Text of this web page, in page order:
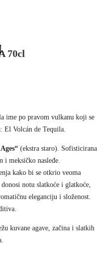
70cl
ime po pravom vulkanu koji se
El Volcán de Tequila.
(ekstra staro). Sofisticirana
i meksičko nasleđe.
kako bi se otkrio veoma
donosi notu slatkoće i glatkoće,
eleganciju i složenost.
kuvane agave, začina i slatkih